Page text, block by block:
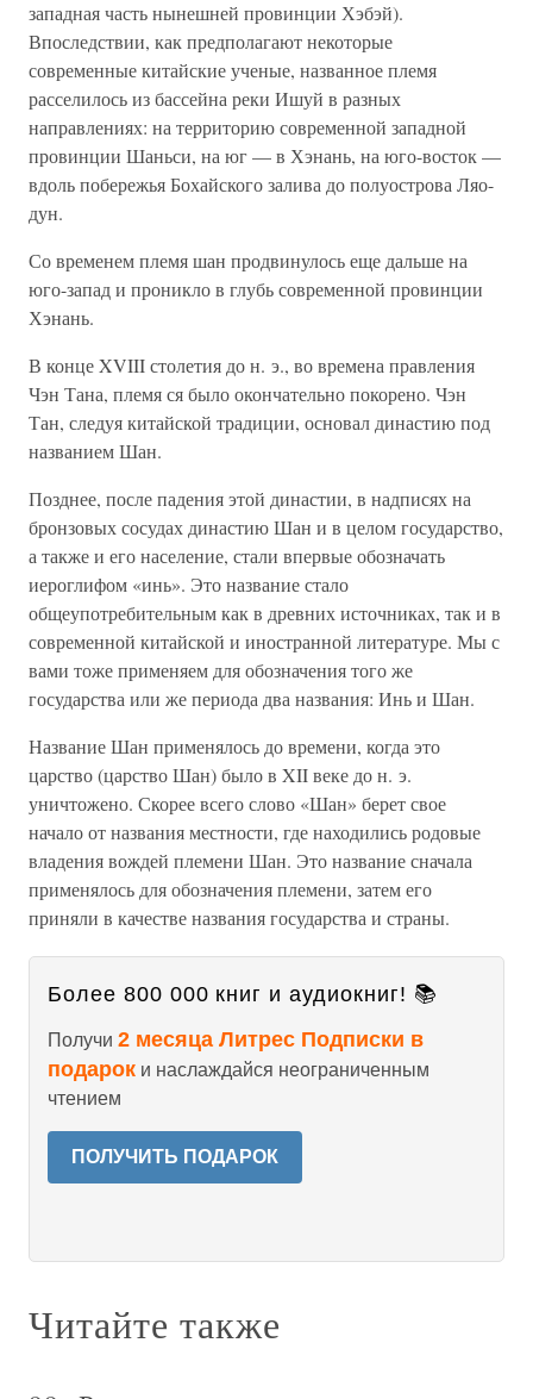
западная часть нынешней провинции Хэбэй).
Впоследствии, как предполагают некоторые
современные китайские ученые, названное племя
расселилось из бассейна реки Ишуй в разных
направлениях: на территорию современной западной
провинции Шаньси, на юг — в Хэнань, на юго-восток —
вдоль побережья Бохайского залива до полуострова Ляо-
дун.
Со временем племя шан продвинулось еще дальше на
юго-запад и проникло в глубь современной провинции
Хэнань.
В конце XVIII столетия до н. э., во времена правления
Чэн Тана, племя ся было окончательно покорено. Чэн
Тан, следуя китайской традиции, основал династию под
названием Шан.
Позднее, после падения этой династии, в надписях на
бронзовых сосудах династию Шан и в целом государство,
а также и его население, стали впервые обозначать
иероглифом «инь». Это название стало
общеупотребительным как в древних источниках, так и в
современной китайской и иностранной литературе. Мы с
вами тоже применяем для обозначения того же
государства или же периода два названия: Инь и Шан.
Название Шан применялось до времени, когда это
царство (царство Шан) было в XII веке до н. э.
уничтожено. Скорее всего слово «Шан» берет свое
начало от названия местности, где находились родовые
владения вождей племени Шан. Это название сначала
применялось для обозначения племени, затем его
приняли в качестве названия государства и страны.
Более 800 000 книг и аудиокниг! 📚
Получи 2 месяца Литрес Подписки в
подарок и наслаждайся неограниченным
чтением
ПОЛУЧИТЬ ПОДАРОК
Читайте также